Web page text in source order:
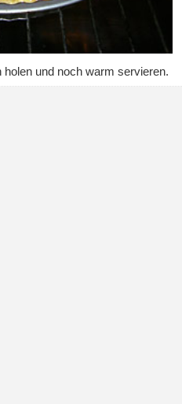
und noch warm servieren.